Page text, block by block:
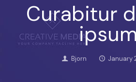
Curabitur
ipsum
Bjorn January